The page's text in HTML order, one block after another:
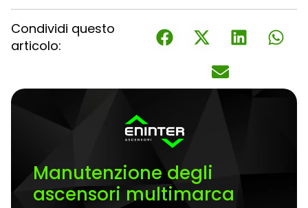
Condividi questo
articolo:
Manutenzione degli
ascensori multimarca